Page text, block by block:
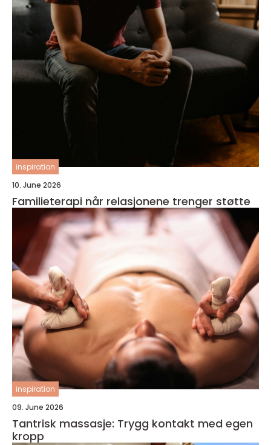
inspiration
10. June 2026
Familieterapi når relasjonene trenger støtte
inspiration
09. June 2026
Tantrisk massasje: Trygg kontakt med egen
kropp